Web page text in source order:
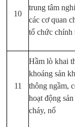
10
trung tâm
các cơ quan
tổ chức chính
11
Hầm lò khai
khoáng sản
thông ngầm,
hoạt động
cháy, nổ